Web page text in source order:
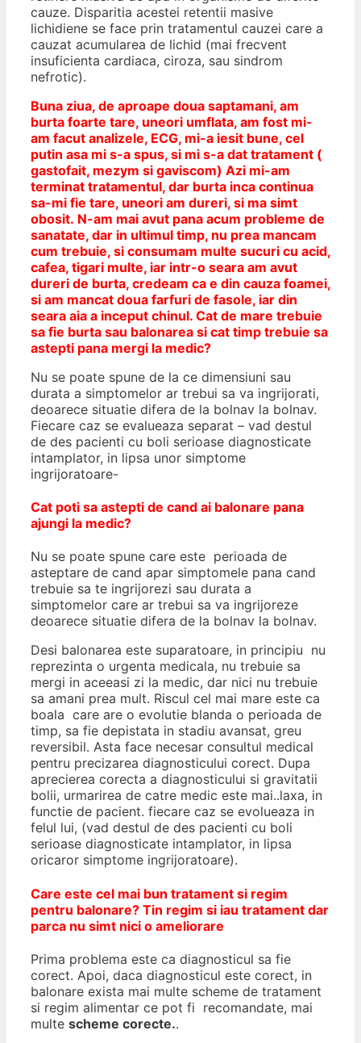
cauze. Disparitia acestei retentii masive
lichidiene se face prin tratamentul cauzei care a
cauzat acumularea de lichid (mai frecvent
insuficienta cardiaca, ciroza, sau sindrom
nefrotic).
Buna ziua, de aproape doua saptamani, am
burta foarte tare, uneori umflata, am fost mi-
am facut analizele, ECG, mi-a iesit bune, cel
putin asa mi s-a spus, si mi s-a dat tratament (
gastofait, mezym si gaviscom) Azi mi-am
terminat tratamentul, dar burta inca continua
sa-mi fie tare, uneori am dureri, si ma simt
obosit. N-am mai avut pana acum probleme de
sanatate, dar in ultimul timp, nu prea mancam
cum trebuie, si consumam multe sucuri cu acid,
cafea, tigari multe, iar intr-o seara am avut
dureri de burta, credeam ca e din cauza foamei,
si am mancat doua farfuri de fasole, iar din
seara aia a inceput chinul. Cat de mare trebuie
sa fie burta sau balonarea si cat timp trebuie sa
astepti pana mergi la medic?
Nu se poate spune de la ce dimensiuni sau
durata a simptomelor ar trebui sa va ingrijorati,
deoarece situatie difera de la bolnav la bolnav.
Fiecare caz se evalueaza separat – vad destul
de des pacienti cu boli serioase diagnosticate
intamplator, in lipsa unor simptome
ingrijoratoare-
Cat poti sa astepti de cand ai balonare pana
ajungi la medic?
Nu se poate spune care este perioada de
asteptare de cand apar simptomele pana cand
trebuie sa te ingrijorezi sau durata a
simptomelor care ar trebui sa va ingrijoreze
deoarece situatie difera de la bolnav la bolnav.
Desi balonarea este suparatoare, in principiu nu
reprezinta o urgenta medicala, nu trebuie sa
mergi in aceeasi zi la medic, dar nici nu trebuie
sa amani prea mult. Riscul cel mai mare este ca
boala care are o evolutie blanda o perioada de
timp, sa fie depistata in stadiu avansat, greu
reversibil. Asta face necesar consultul medical
pentru precizarea diagnosticului corect. Dupa
aprecierea corecta a diagnosticului si gravitatii
bolii, urmarirea de catre medic este mai..laxa, in
functie de pacient. fiecare caz se evolueaza in
felul lui, (vad destul de des pacienti cu boli
serioase diagnosticate intamplator, in lipsa
oricaror simptome ingrijoratoare).
Care este cel mai bun tratament si regim
pentru balonare? Tin regim si iau tratament dar
parca nu simt nici o ameliorare
Prima problema este ca diagnosticul sa fie
corect. Apoi, daca diagnosticul este corect, in
balonare exista mai multe scheme de tratament
si regim alimentar ce pot fi recomandate, mai
multe scheme corecte..